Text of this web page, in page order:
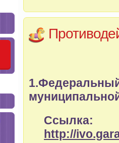
Ссылка:
http://